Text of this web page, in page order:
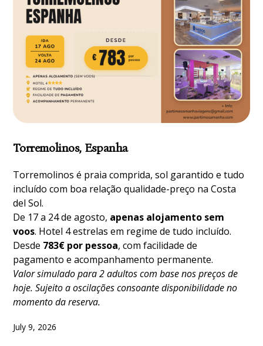
Torremolinos, Espanha
Torremolinos é praia comprida, sol garantido e tudo
incluído com boa relação qualidade-preço na Costa
del Sol.
De 17 a 24 de agosto, apenas alojamento sem
voos. Hotel 4 estrelas em regime de tudo incluído.
Desde 783€ por pessoa, com facilidade de
pagamento e acompanhamento permanente.
Valor simulado para 2 adultos com base nos preços de
hoje. Sujeito a oscilações consoante disponibilidade no
momento da reserva.
July 9, 2026